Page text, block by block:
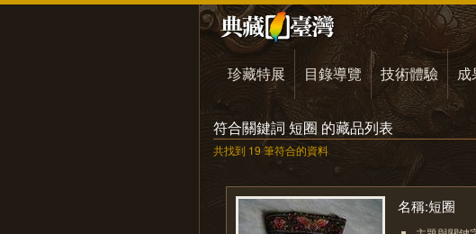
珍藏特展 目錄導覽 技術體驗 成
符合關鍵詞 短圈 的藏品列表
共找到 19 筆符合的資料
名稱:短圈